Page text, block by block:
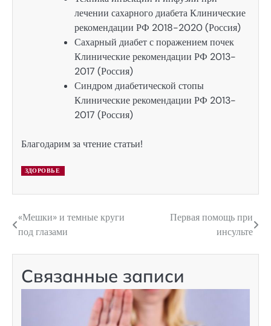
лечении сахарного диабета Клинические
рекомендации РФ 2018-2020 (Россия)
Сахарный диабет с поражением почек
Клинические рекомендации РФ 2013-
2017 (Россия)
Синдром диабетической стопы
Клинические рекомендации РФ 2013-
2017 (Россия)
Благодарим за чтение статьи!
ЗДОРОВЬЕ
Навигация
по
«Мешки» и темные круги
под глазами
Первая помощь при
инсульте
Связанные записи